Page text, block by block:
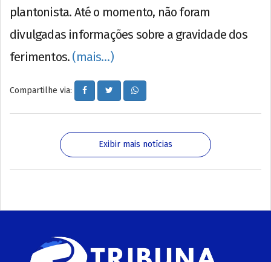
plantonista. Até o momento, não foram
divulgadas informações sobre a gravidade dos
ferimentos. (mais…)
Compartilhe via:
Exibir mais notícias